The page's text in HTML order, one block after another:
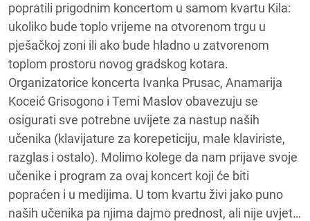
popratili prigodnim koncertom u samom kvartu Kila:
ukoliko bude toplo vrijeme na otvorenom trgu u
pješačkoj zoni ili ako bude hladno u zatvorenom
toplom prostoru novog gradskog kotara.
Organizatorice koncerta Ivanka Prusac, Anamarija
Koceić Grisogono i Temi Maslov obavezuju se
osigurati sve potrebne uvijete za nastup naših
učenika (klavijature za korepeticiju, male klaviriste,
razglas i ostalo). Molimo kolege da nam prijave svoje
učenike i program za ovaj koncert koji će biti
popraćen i u medijima. U tom kvartu živi jako puno
naših učenika pa njima dajmo prednost, ali nije uvjet…